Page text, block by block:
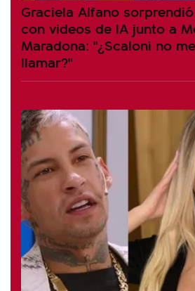
Graciela Alfano
con videos de IA junto a
Maradona: "¿Scaloni no
llamar?"